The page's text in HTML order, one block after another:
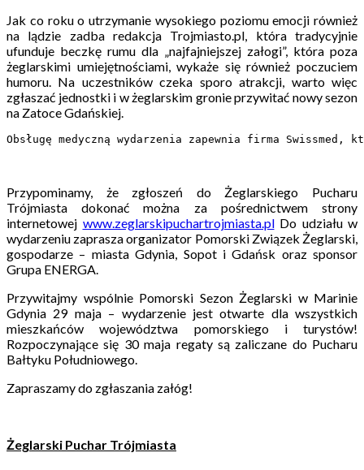
Jak co roku o utrzymanie wysokiego poziomu emocji również
na lądzie zadba redakcja Trojmiasto.pl, która tradycyjnie
ufunduje beczkę rumu dla „najfajniejszej załogi”, która poza
żeglarskimi umiejętnościami, wykaże się również poczuciem
humoru. Na uczestników czeka sporo atrakcji, warto więc
zgłaszać jednostki i w żeglarskim gronie przywitać nowy sezon
na Zatoce Gdańskiej.
Obsługę medyczną wydarzenia zapewnia firma
Przypominamy, że zgłoszeń do Żeglarskiego Pucharu
Trójmiasta dokonać można za pośrednictwem strony
internetowej www.zeglarskipuchartrojmiasta.plDo udziału w
wydarzeniu zaprasza organizator Pomorski Związek Żeglarski,
gospodarze – miasta Gdynia, Sopot i Gdańsk oraz sponsor
Grupa ENERGA.
Przywitajmy wspólnie Pomorski Sezon Żeglarski w Marinie
Gdynia 29 maja – wydarzenie jest otwarte dla wszystkich
mieszkańców województwa pomorskiego i turystów!
Rozpoczynające się 30 maja regaty są zaliczane do Pucharu
Bałtyku Południowego.
Zapraszamy do zgłaszania załóg!
Żeglarski Puchar Trójmiasta